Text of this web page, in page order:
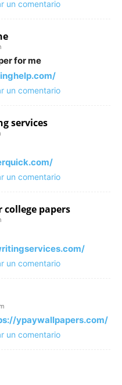
un comentario
for me
un comentario
services
un comentario
papers
un comentario
ypaywallpapers.com/
un comentario